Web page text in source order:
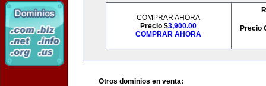
COMPRAR AHORA
Precio $3,900.00
COMPRAR AHORA
Precio
Otros dominios en venta: